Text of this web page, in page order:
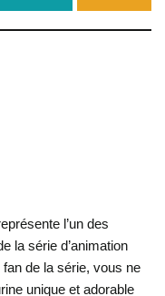
l’un des
la série d’animation
de la série, vous ne
unique et adorable